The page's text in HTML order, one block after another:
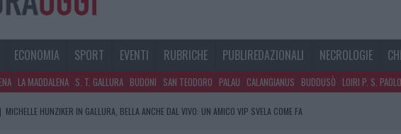
ECONOMIA SPORT EVENTI RUBRICHE PUBLIREDAZIONALI NECROLOGIE
LA MADDALENA S. T. GALLURA BUDONI SAN TEODORO PALAU CALANGIANUS BUDDUSÒ LOIRI P. S. PAOLO
| MICHELLE HUNZIKER IN GALLURA, BELLA ANCHE DAL VIVO: UN AMICO VIP SVELA COME FA